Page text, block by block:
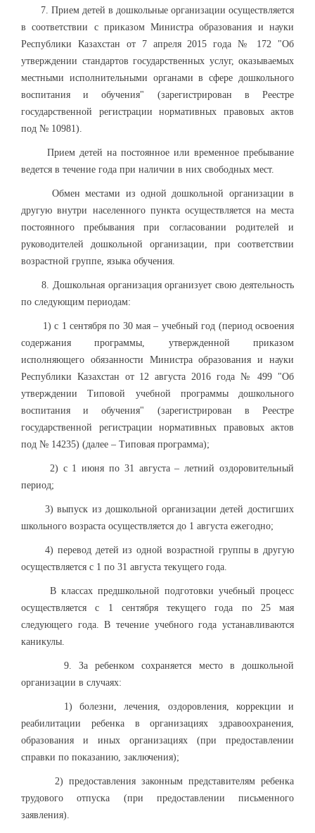
7. Прием детей в дошкольные организации осуществляется
в соответствии с приказом Министра образования и науки
Республики Казахстан от 7 апреля 2015 года № 172 "Об
утверждении стандартов государственных услуг, оказываемых
местными исполнительными органами в сфере дошкольного
воспитания и обучения" (зарегистрирован в Реестре
государственной регистрации нормативных правовых актов
под № 10981).
Прием детей на постоянное или временное пребывание
ведется в течение года при наличии в них свободных мест.
Обмен местами из одной дошкольной организации в
другую внутри населенного пункта осуществляется на места
постоянного пребывания при согласовании родителей и
руководителей дошкольной организации, при соответствии
возрастной группе, языка обучения.
8. Дошкольная организация организует свою деятельность
по следующим периодам:
1) с 1 сентября по 30 мая – учебный год (период освоения
содержания программы, утвержденной приказом
исполняющего обязанности Министра образования и науки
Республики Казахстан от 12 августа 2016 года № 499 "Об
утверждении Типовой учебной программы дошкольного
воспитания и обучения" (зарегистрирован в Реестре
государственной регистрации нормативных правовых актов
под № 14235) (далее – Типовая программа);
2) с 1 июня по 31 августа – летний оздоровительный
период;
3) выпуск из дошкольной организации детей достигших
школьного возраста осуществляется до 1 августа ежегодно;
4) перевод детей из одной возрастной группы в другую
осуществляется c 1 по 31 августа текущего года.
В классах предшкольной подготовки учебный процесс
осуществляется с 1 сентября текущего года по 25 мая
следующего года. В течение учебного года устанавливаются
каникулы.
9. За ребенком сохраняется место в дошкольной
организации в случаях:
1) болезни, лечения, оздоровления, коррекции и
реабилитации ребенка в организациях здравоохранения,
образования и иных организациях (при предоставлении
справки по показанию, заключения);
2) предоставления законным представителям ребенка
трудового отпуска (при предоставлении письменного
заявления).